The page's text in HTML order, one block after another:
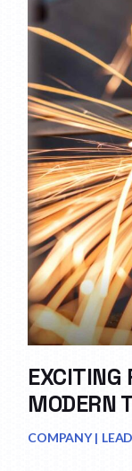
EXCITING
MODERN
COMPANY LEAD